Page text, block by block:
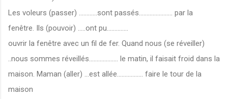
Les voleurs (passer) ............sont passés...................... par la
fenêtre. Ils (pouvoir) .....ont pu..............
ouvrir la fenêtre avec un fil de fer. Quand nous (se réveiller)
..nous sommes réveillés................... le matin, il faisait froid dans la
maison. Maman (aller) ...est allée................. faire le tour de la
maison